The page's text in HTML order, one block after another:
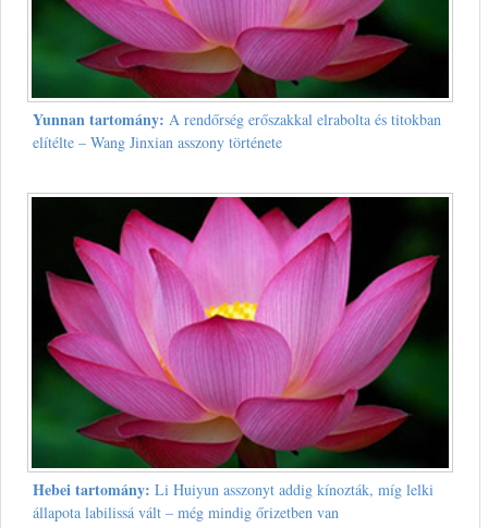
Yunnan tartomány: A rendőrség erőszakkal elrabolta és titokban
elítélte – Wang Jinxian asszony története
Hebei tartomány: Li Huiyun asszonyt addig kínozták, míg lelki
állapota labilissá vált – még mindig őrizetben van